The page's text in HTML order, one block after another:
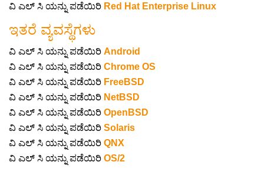
ವಿ ಎಲ್ ಸಿ ಯನ್ನು ಪಡೆಯಿರಿ Red Hat Enterprise Linux
ಇತರೆ ವ್ಯವಸ್ಥೆಗಳು
ವಿ ಎಲ್ ಸಿ ಯನ್ನು ಪಡೆಯಿರಿ Android
ವಿ ಎಲ್ ಸಿ ಯನ್ನು ಪಡೆಯಿರಿ Chrome OS
ವಿ ಎಲ್ ಸಿ ಯನ್ನು ಪಡೆಯಿರಿ FreeBSD
ವಿ ಎಲ್ ಸಿ ಯನ್ನು ಪಡೆಯಿರಿ NetBSD
ವಿ ಎಲ್ ಸಿ ಯನ್ನು ಪಡೆಯಿರಿ OpenBSD
ವಿ ಎಲ್ ಸಿ ಯನ್ನು ಪಡೆಯಿರಿ Solaris
ವಿ ಎಲ್ ಸಿ ಯನ್ನು ಪಡೆಯಿರಿ QNX
ವಿ ಎಲ್ ಸಿ ಯನ್ನು ಪಡೆಯಿರಿ OS/2